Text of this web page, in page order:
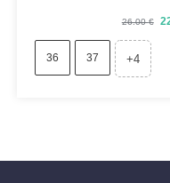
26.00€
36 37 +4